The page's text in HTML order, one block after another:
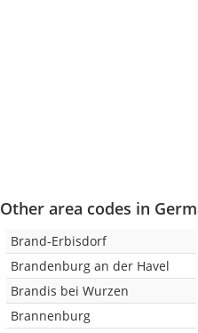
Other area codes in
Brand-Erbisdorf
Brandenburg an der Havel
Brandis bei Wurzen
Brannenburg